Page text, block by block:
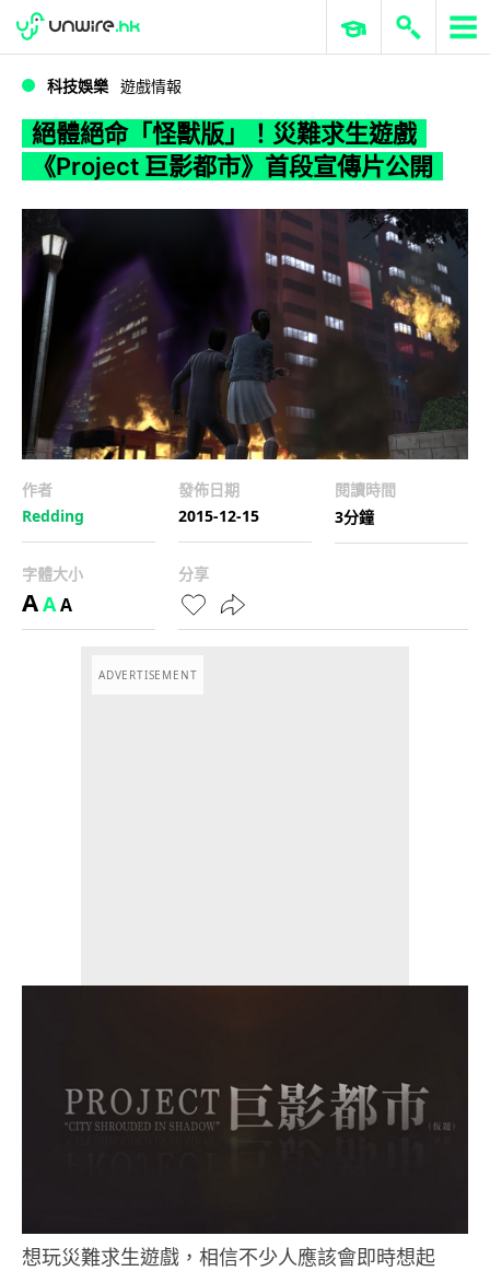
WWDC 2026 ERP 與商業 AI
科技娛樂 遊戲情報
絕體絕命「怪獸版」！災難求生遊戲
《Project 巨影都市》首段宣傳片公開
作者
Redding
發佈日期
2015-12-15
閱讀時間
3分鐘
字體大小
AAA
分享
ADVERTISEMENT
想玩災難求生遊戲，相信不少人應該會即時想起